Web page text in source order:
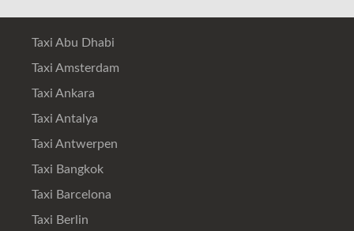
Taxi Abu Dhabi
Taxi Amsterdam
Taxi Ankara
Taxi Antalya
Taxi Antwerpen
Taxi Bangkok
Taxi Barcelona
Taxi Berlin